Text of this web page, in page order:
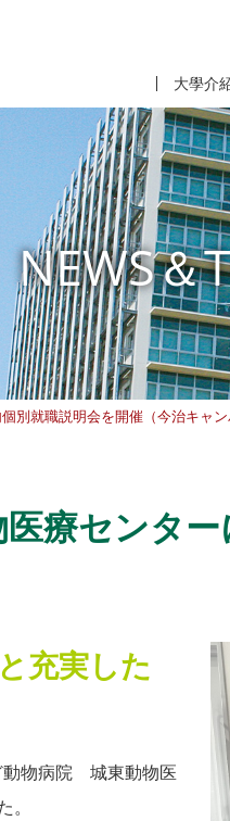
大學介
NEWS＆
就職説明会を開催（今治キャン
療センタ
充実した
動物病院 城東動物医